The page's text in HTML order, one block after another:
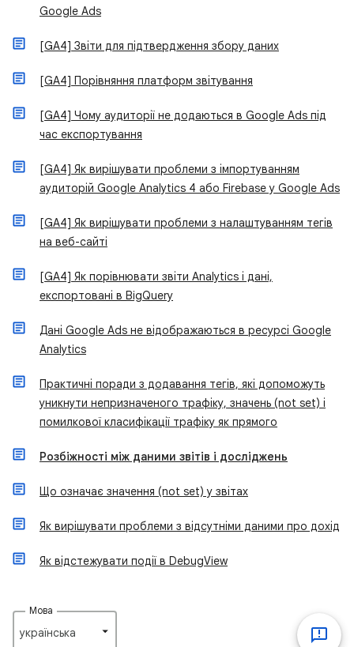
Google Ads
[GA4] Звіти для підтвердження збору даних
[GA4] Порівняння платформ звітування
[GA4] Чому аудиторії не додаються в Google Ads під
час експортування
[GA4] Як вирішувати проблеми з імпортуванням
аудиторій Google Analytics 4 або Firebase у Google Ads
[GA4] Як вирішувати проблеми з налаштуванням тегів
на веб-сайті
[GA4] Як порівнювати звіти Analytics і дані,
експортовані в BigQuery
Дані Google Ads не відображаються в ресурсі Google
Analytics
Практичні поради з додавання тегів, які допоможуть
уникнути непризначеного трафіку, значень (not set) і
помилкової класифікації трафіку як прямого
Розбіжності між даними звітів і досліджень
Що означає значення (not set) у звітах
Як вирішувати проблеми з відсутніми даними про дохід
Як відстежувати події в DebugView
Мова
українська‎